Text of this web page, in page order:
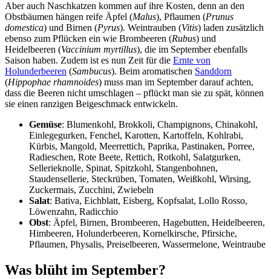
Aber auch Naschkatzen kommen auf ihre Kosten, denn an den
Obstbäumen hängen reife Äpfel (Malus), Pflaumen (Prunus
domestica) und Birnen (Pyrus). Weintrauben (Vitis) laden zusätzlich
ebenso zum Pflücken ein wie Brombeeren (Rubus) und
Heidelbeeren (Vaccinium myrtillus), die im September ebenfalls
Saison haben. Zudem ist es nun Zeit für die Ernte von
Holunderbeeren (Sambucus). Beim aromatischen Sanddorn
(Hippophae rhamnoides) muss man im September darauf achten,
dass die Beeren nicht umschlagen – pflückt man sie zu spät, können
sie einen ranzigen Beigeschmack entwickeln.
Gemüse: Blumenkohl, Brokkoli, Champignons, Chinakohl,
Einlegegurken, Fenchel, Karotten, Kartoffeln, Kohlrabi,
Kürbis, Mangold, Meerrettich, Paprika, Pastinaken, Porree,
Radieschen, Rote Beete, Rettich, Rotkohl, Salatgurken,
Sellerieknolle, Spinat, Spitzkohl, Stangenbohnen,
Staudensellerie, Steckrüben, Tomaten, Weißkohl, Wirsing,
Zuckermais, Zucchini, Zwiebeln
Salat: Bativa, Eichblatt, Eisberg, Kopfsalat, Lollo Rosso,
Löwenzahn, Radicchio
Obst: Äpfel, Birnen, Brombeeren, Hagebutten, Heidelbeeren,
Himbeeren, Holunderbeeren, Kornelkirsche, Pfirsiche,
Pflaumen, Physalis, Preiselbeeren, Wassermelone, Weintraube
Was blüht im September?